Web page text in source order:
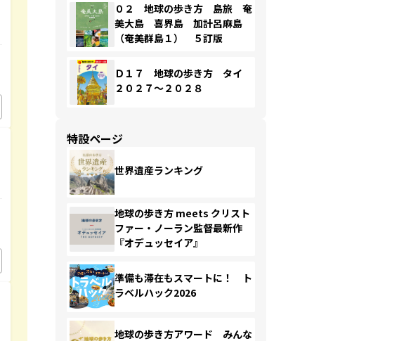
０２ 地球の歩き方 島旅 奄
美大島 喜界島 加計呂麻島
（奄美群島１） ５訂版
Ｄ１７ 地球の歩き方 タイ
２０２７～２０２８
特設ページ
世界遺産ランキング
地球の歩き方 meets クリスト
ファー・ノーラン監督最新作
『オデュッセイア』
準備も滞在もスマートに！ ト
ラベルハック2026
地球の歩き方アワード みんな